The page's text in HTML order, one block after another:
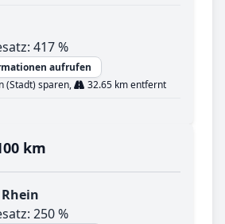
417 %
aufrufen
(Stadt) sparen,
32.65 km entfernt
km
250 %